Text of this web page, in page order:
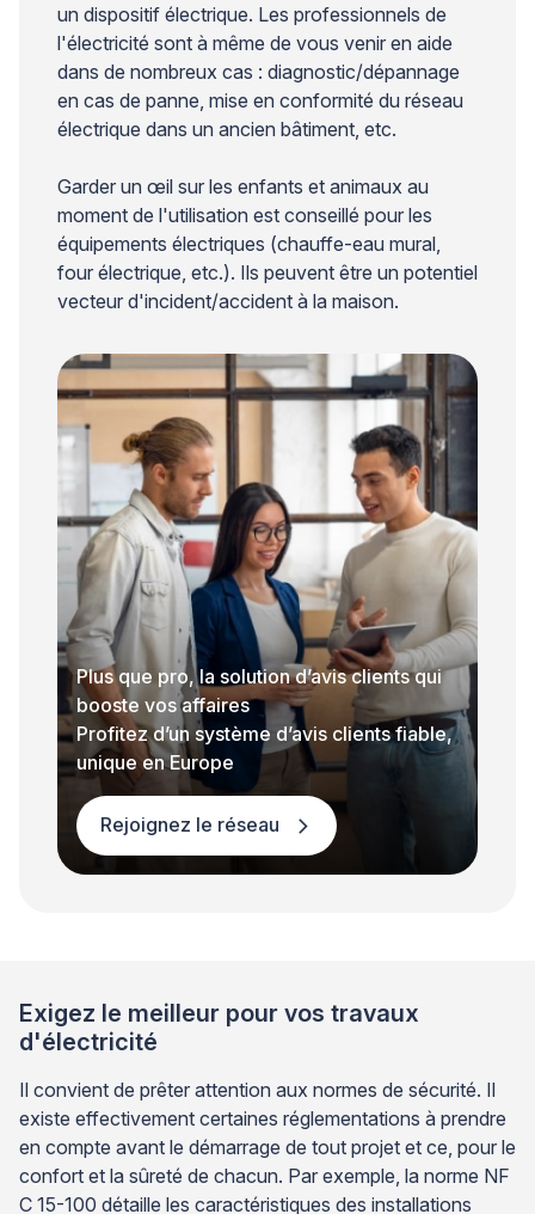
un dispositif électrique. Les professionnels de
l'électricité sont à même de vous venir en aide
dans de nombreux cas : diagnostic/dépannage
en cas de panne, mise en conformité du réseau
électrique dans un ancien bâtiment, etc.
Garder un œil sur les enfants et animaux au
moment de l'utilisation est conseillé pour les
équipements électriques (chauffe-eau mural,
four électrique, etc.). Ils peuvent être un potentiel
vecteur d'incident/accident à la maison.
Plus que pro, la solution d’avis clients qui
booste vos affaires
Profitez d’un système d’avis clients fiable,
unique en Europe
Rejoignez le réseau
Exigez le meilleur pour vos travaux
d'électricité
Il convient de prêter attention aux normes de sécurité. Il
existe effectivement certaines réglementations à prendre
en compte avant le démarrage de tout projet et ce, pour le
confort et la sûreté de chacun. Par exemple, la norme NF
C 15-100 détaille les caractéristiques des installations